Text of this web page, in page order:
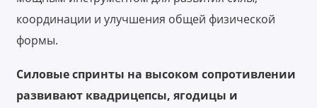
координации и улучшения общей физической
формы.
Силовые спринты на высоком сопротивлении
развивают квадрицепсы, ягодицы и